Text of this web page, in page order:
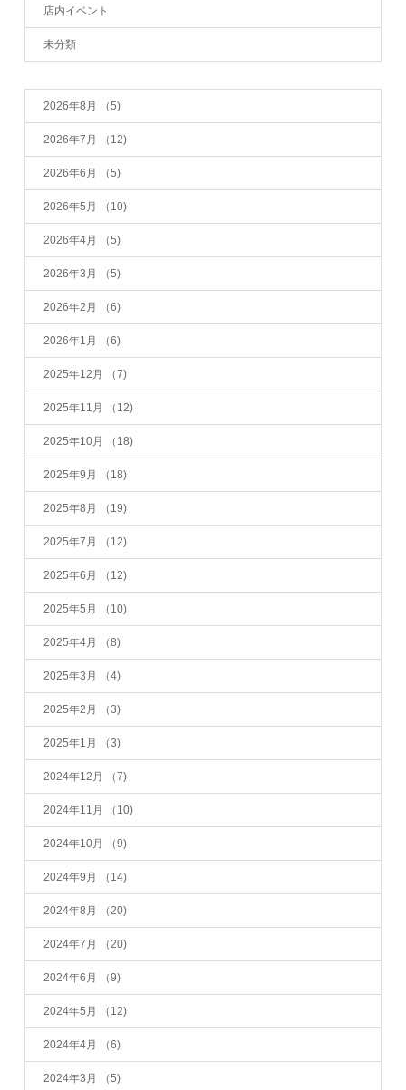
店内イベント
未分類
2026年8月 （5)
2026年7月 （12)
2026年6月 （5)
2026年5月 （10)
2026年4月 （5)
2026年3月 （5)
2026年2月 （6)
2026年1月 （6)
2025年12月 （7)
2025年11月 （12)
2025年10月 （18)
2025年9月 （18)
2025年8月 （19)
2025年7月 （12)
2025年6月 （12)
2025年5月 （10)
2025年4月 （8)
2025年3月 （4)
2025年2月 （3)
2025年1月 （3)
2024年12月 （7)
2024年11月 （10)
2024年10月 （9)
2024年9月 （14)
2024年8月 （20)
2024年7月 （20)
2024年6月 （9)
2024年5月 （12)
2024年4月 （6)
2024年3月 （5)